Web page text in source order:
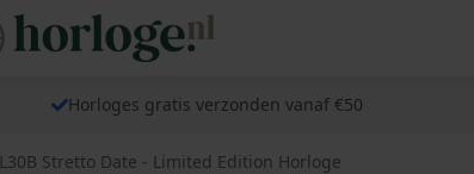
Horloges gratis verzonden vanaf €50
Stretto Date - Limited Edition Horloge